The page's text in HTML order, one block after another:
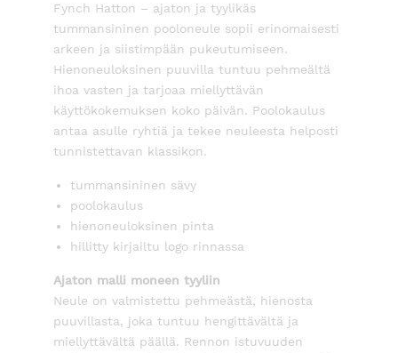
Fynch Hatton – ajaton ja tyylikäs
tummansininen pooloneule sopii erinomaisesti
arkeen ja siistimpään pukeutumiseen.
Hienoneuloksinen puuvilla tuntuu pehmeältä
ihoa vasten ja tarjoaa miellyttävän
käyttökokemuksen koko päivän. Poolokaulus
antaa asulle ryhtiä ja tekee neuleesta helposti
tunnistettavan klassikon.
tummansininen sävy
poolokaulus
hienoneuloksinen pinta
hillitty kirjailtu logo rinnassa
Ajaton malli moneen tyyliin
Neule on valmistettu pehmeästä, hienosta
puuvillasta, joka tuntuu hengittävältä ja
miellyttävältä päällä. Rennon istuvuuden